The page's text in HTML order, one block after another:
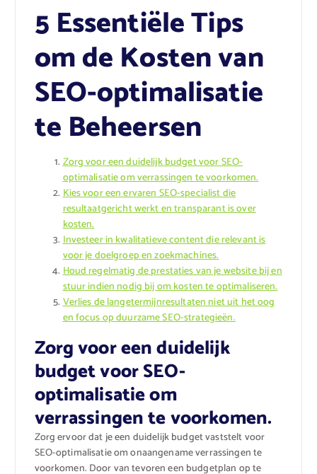
5 Essentiële Tips
om de Kosten van
SEO-optimalisatie
te Beheersen
Zorg voor een duidelijk budget voor SEO-
optimalisatie om verrassingen te voorkomen.
Kies voor een ervaren SEO-specialist die
resultaatgericht werkt en transparant is over
kosten.
Investeer in kwalitatieve content die relevant is
voor je doelgroep en zoekmachines.
Houd regelmatig de prestaties van je website bij en
stuur indien nodig bij om kosten te optimaliseren.
Verlies de langetermijnresultaten niet uit het oog
en focus op duurzame SEO-strategieën.
Zorg voor een duidelijk
budget voor SEO-
optimalisatie om
verrassingen te voorkomen.
Zorg ervoor dat je een duidelijk budget vaststelt voor
SEO-optimalisatie om onaangename verrassingen te
voorkomen. Door van tevoren een budgetplan op te